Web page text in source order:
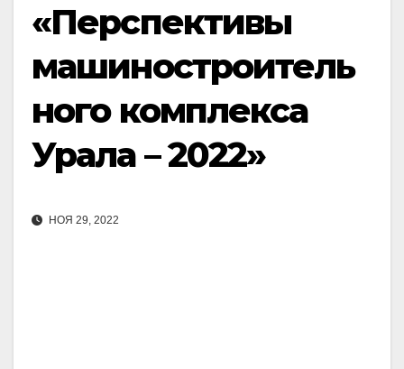
«Перспективы
машиностроитель
ного комплекса
Урала – 2022»
НОЯ 29, 2022